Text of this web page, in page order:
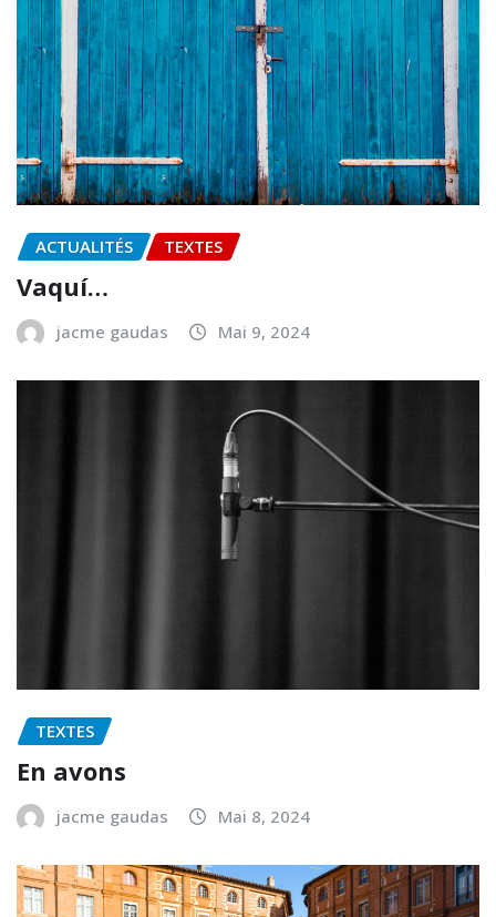
ACTUALITÉS TEXTES
Vaquí…
jacme gaudas Mai 9, 2024
TEXTES
En avons
jacme gaudas Mai 8, 2024